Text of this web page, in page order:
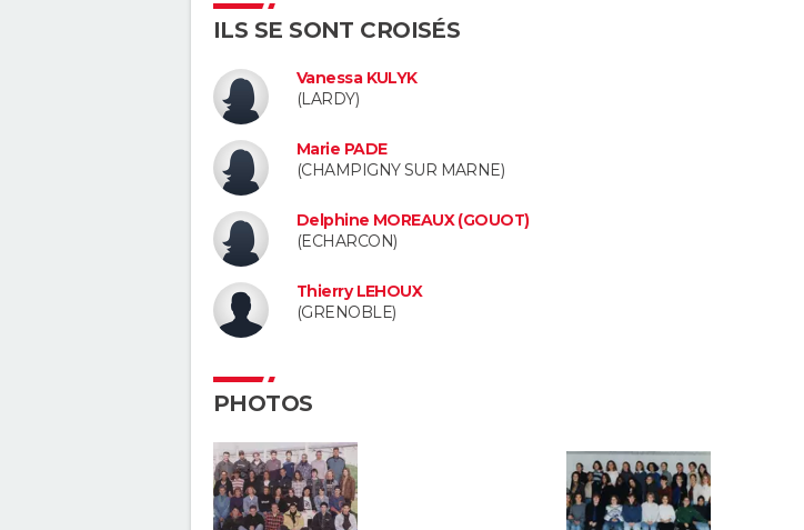
ILS SE SONT CROISÉS
Vanessa KULYK
(LARDY)
Marie PADE
(CHAMPIGNY SUR MARNE)
Delphine MOREAUX (GOUOT)
(ECHARCON)
Thierry LEHOUX
(GRENOBLE)
PHOTOS